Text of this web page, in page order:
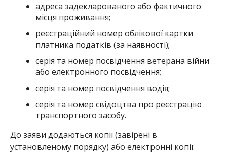
адреса задекларованого або фактичного
місця проживання;
реєстраційний номер облікової картки
платника податків (за наявності);
серія та номер посвідчення ветерана війни
або електронного посвідчення;
серія та номер посвідчення водія;
серія та номер свідоцтва про реєстрацію
транспортного засобу.
До заяви додаються копії (завірені в
установленому порядку) або електронні копії: